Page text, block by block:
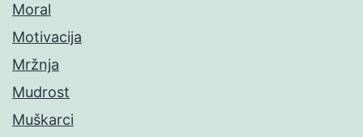
Moral
Motivacija
Mržnja
Mudrost
Muškarci